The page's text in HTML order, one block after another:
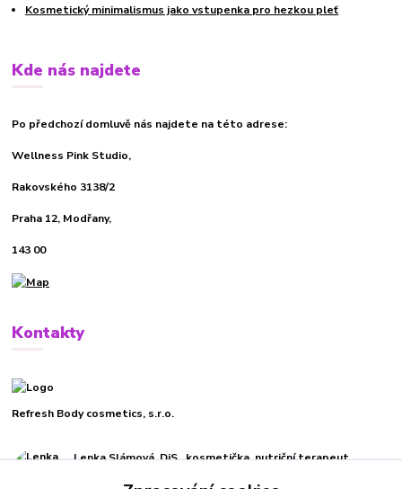
Kosmetický minimalismus jako vstupenka pro hezkou pleť
Kde nás najdete
Po předchozí domluvě nás najdete na této adrese:
Wellness Pink Studio,
Rakovského 3138/2
Praha 12, Modřany,
143 00
Kontakty
Refresh Body cosmetics, s.r.o.
Lenka Slámová, DiS., kosmetička, nutriční terapeut